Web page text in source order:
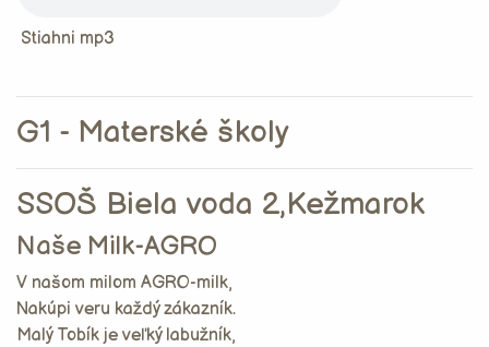
Stiahni mp3
G1 - Materské školy
SSOŠ Biela voda 2,Kežmarok
Naše Milk-AGRO
V našom milom AGRO-milk,
Nakúpi veru každý zákazník.
Malý Tobík je veľký labužník,